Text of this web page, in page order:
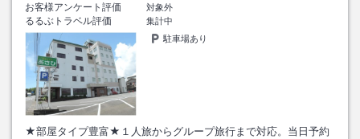
お客様アンケート評価 対象外
るるぶトラベル評価
集計中
駐車場あり
★部屋タイプ豊富★１人旅からグループ旅行まで対応。当日予約